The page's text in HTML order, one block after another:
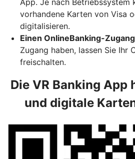
vorhandene Karten von Visa
digitalisieren.
Einen OnlineBanking-Zugang
Zugang haben, lassen Sie Ihr
freischalten.
Die VR Banking App
und digitale